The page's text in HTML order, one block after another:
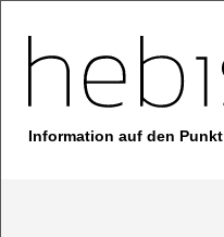
Information auf den Punkt